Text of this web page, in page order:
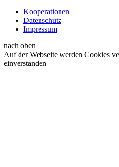
Kooperationen
Datenschutz
Impressum
nach oben
Auf der Webseite werden Cookies
einverstanden